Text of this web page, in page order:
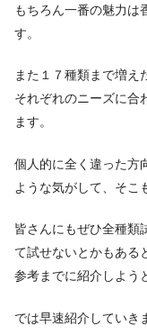
もちろん一番の魅力は
す。
また１７種類まで増え
それぞれのニーズに合
ます。
個人的に全く違った方
ような気がして、そこ
皆さんにもぜひ全種類
て試せないとかもある
参考までに紹介しよう
では早速紹介していき